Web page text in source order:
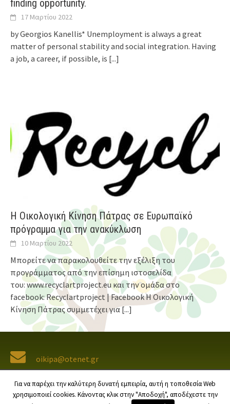
finding opportunity.
17 Μαρτίου 2022
by Georgios Kanellis* Unemployment is always a great
matter of personal stability and social integration. Having
a job, a career, if possible, is [...]
Η Οικολογική Κίνηση Πάτρας σε Eυρωπαϊκό
πρόγραμμα για την ανακύκλωση
10 Μαρτίου 2022
Μπορείτε να παρακολουθείτε την εξέλιξη του
προγράμματος από την επίσημη ιστοσελίδα
του: www.recyclartproject.eu και την ομάδα στο
facebook: Recyclartproject | Facebook Η Οικολογική
Κίνηση Πάτρας συμμετέχει για[...]
oikipa@otenet.gr
Για να παρέχει την καλύτερη δυνατή εμπειρία, αυτή η τοποθεσία Web
χρησιμοποιεί cookies. Κάνοντας κλικ στην "Αποδοχή", αποδέχεστε την